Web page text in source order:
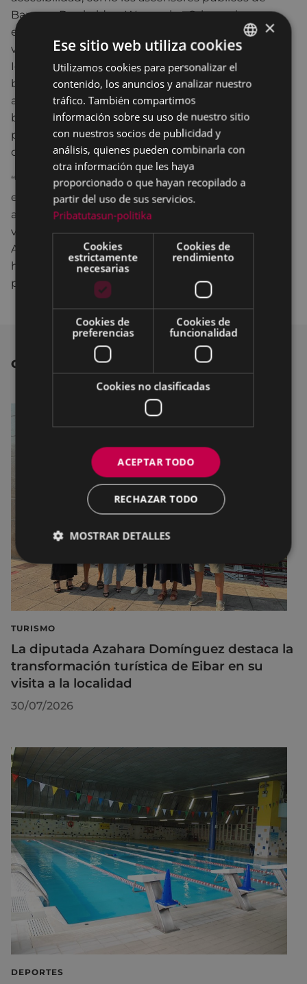
Barrena, Barakaldo y Wenceslao Orbea, y las
escaleras mecánicas de Mogel. En materia de
vivienda, se han entregado los 84 VPO de Asola
Igartza y se han sorteado otras 42 en Iparragirre. En
breve, además, se iniciarán importantes
actuaciones como la pasarela peatonal que unirá el
barrio de Amaña con Otaola, y se acometerá el
proyecto de reconversión de Estaziño en calle de
coexistencia.
“En suma –ha concluido De los Toyos- desde la
exigencia que nos hemos impuesto y no desde la
autocomplacencia, y aunque decimos que se ha
venido trabajando y haciendo cosas desde el
Ayuntamiento durante este año, vamos a seguir
haciendo más para que la ciudad siga avanzando a
pesar de la crisis”.
OTRAS NOTICIAS
TURISMO
La diputada Azahara Domínguez destaca la
transformación turística de Eibar en su
visita a la localidad
30/07/2026
DEPORTES
BASQUE
SPANISH
×
Ese sitio web utiliza cookies
Utilizamos cookies para personalizar el
contenido, los anuncios y analizar nuestro
tráfico. También compartimos
información sobre su uso de nuestro sitio
con nuestros socios de publicidad y
análisis, quienes pueden combinarla con
otra información que les haya
proporcionado o que hayan recopilado a
partir del uso de sus servicios.
Pribatutasun-politika
Cookies
estrictamente
necesarias
Cookies de
rendimiento
Cookies de
preferencias
Cookies de
funcionalidad
Cookies no clasificadas
ACEPTAR TODO
RECHAZAR TODO
MOSTRAR DETALLES